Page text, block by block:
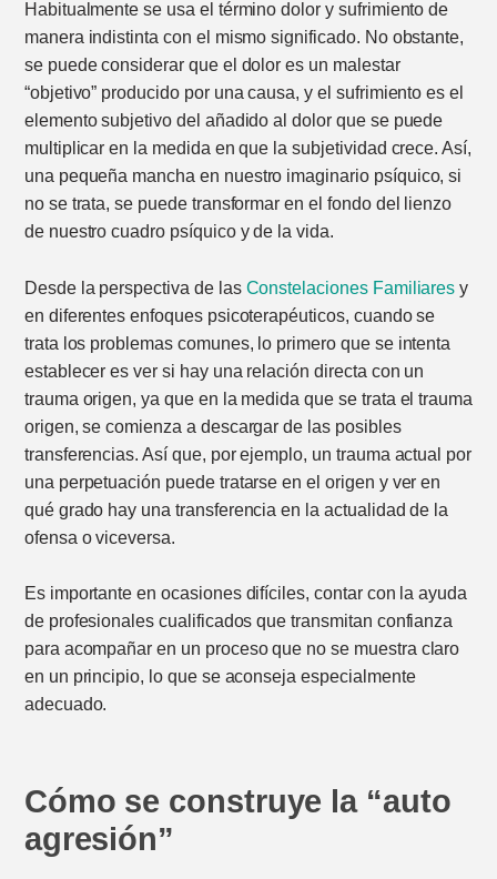
Habitualmente se usa el término dolor y sufrimiento de
manera indistinta con el mismo significado. No obstante,
se puede considerar que el dolor es un malestar
“objetivo” producido por una causa, y el sufrimiento es el
elemento subjetivo del añadido al dolor que se puede
multiplicar en la medida en que la subjetividad crece. Así,
una pequeña mancha en nuestro imaginario psíquico, si
no se trata, se puede transformar en el fondo del lienzo
de nuestro cuadro psíquico y de la vida.
Desde la perspectiva de las Constelaciones Familiares y
en diferentes enfoques psicoterapéuticos, cuando se
trata los problemas comunes, lo primero que se intenta
establecer es ver si hay una relación directa con un
trauma origen, ya que en la medida que se trata el trauma
origen, se comienza a descargar de las posibles
transferencias. Así que, por ejemplo, un trauma actual por
una perpetuación puede tratarse en el origen y ver en
qué grado hay una transferencia en la actualidad de la
ofensa o viceversa.
Es importante en ocasiones difíciles, contar con la ayuda
de profesionales cualificados que transmitan confianza
para acompañar en un proceso que no se muestra claro
en un principio, lo que se aconseja especialmente
adecuado.
Cómo se construye la “auto
agresión”